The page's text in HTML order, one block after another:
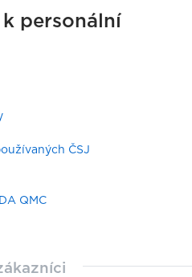
personální
ČSJ
QMC